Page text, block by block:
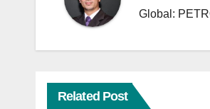
Global:
Related Post